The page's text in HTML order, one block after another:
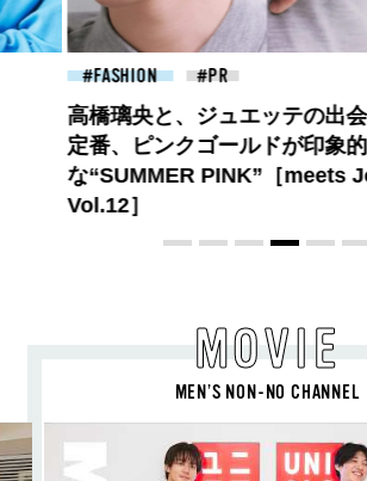
BEAUTY
夏のパーマ、さらにあか抜け
ドット）のスタイリングアイテ
旬ヘアのテクニックを、人気３
教わった！
MOVIE
MEN’S NON-NO CHANNEL